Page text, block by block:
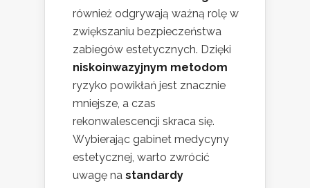
również odgrywają ważną rolę w
zwiększaniu bezpieczeństwa
zabiegów estetycznych. Dzięki
niskoinwazyjnym metodom
ryzyko powikłań jest znacznie
mniejsze, a czas
rekonwalescencji skraca się.
Wybierając gabinet medycyny
estetycznej, warto zwrócić
uwagę na standardy